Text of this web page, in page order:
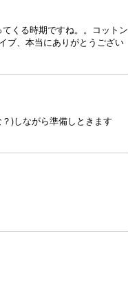
くる時期ですね。。コットン
ブ、本当にありがとうござい
)しながら準備しときます